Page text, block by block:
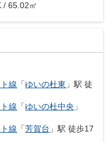
/ 65.02㎡
線 「ゆいの杜東 」駅 徒
線 「ゆいの杜中央 」
線 「芳賀台 」駅 徒歩17